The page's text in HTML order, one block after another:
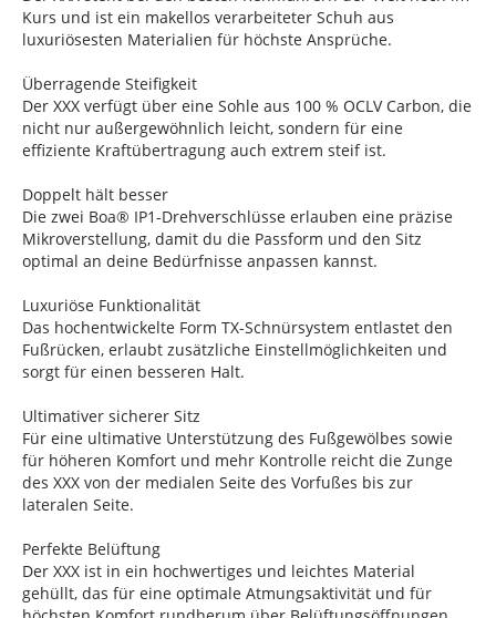
Kurs und ist ein makellos verarbeiteter Schuh aus
luxuriösesten Materialien für höchste Ansprüche.
Überragende Steifigkeit
Der XXX verfügt über eine Sohle aus 100 % OCLV Carbon, die
nicht nur außergewöhnlich leicht, sondern für eine
effiziente Kraftübertragung auch extrem steif ist.
Doppelt hält besser
Die zwei Boa® IP1-Drehverschlüsse erlauben eine präzise
Mikroverstellung, damit du die Passform und den Sitz
optimal an deine Bedürfnisse anpassen kannst.
Luxuriöse Funktionalität
Das hochentwickelte Form TX-Schnürsystem entlastet den
Fußrücken, erlaubt zusätzliche Einstellmöglichkeiten und
sorgt für einen besseren Halt.
Ultimativer sicherer Sitz
Für eine ultimative Unterstützung des Fußgewölbes sowie
für höheren Komfort und mehr Kontrolle reicht die Zunge
des XXX von der medialen Seite des Vorfußes bis zur
lateralen Seite.
Perfekte Belüftung
Der XXX ist in ein hochwertiges und leichtes Material
gehüllt, das für eine optimale Atmungsaktivität und für